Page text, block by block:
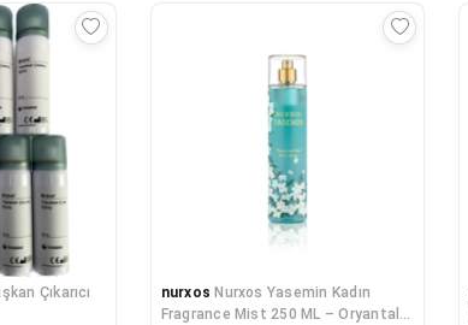
Çıkarıcı
nurxos Nurxos Yasemin Kadın
Fragrance Mist 250 ML – Oryantal